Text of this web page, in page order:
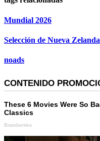
Mundial 2026
Selección de Nueva Zelanda
noads